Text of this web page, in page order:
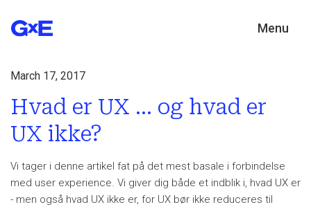
Menu
March 17, 2017
Hvad er UX ... og hvad er
UX ikke?
Vi tager i denne artikel fat på det mest basale i forbindelse
med user experience. Vi giver dig både et indblik i, hvad UX er
- men også hvad UX ikke er, for UX bør ikke reduceres til